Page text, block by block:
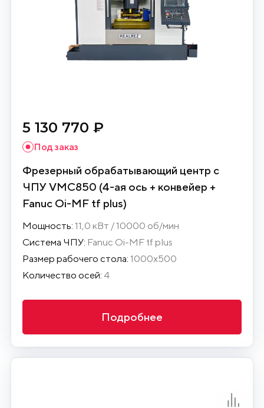
5 130 770 ₽
Под заказ
Фрезерный обрабатывающий центр с
ЧПУ VMC850 (4-ая ось + конвейер +
Fanuc Oi-MF tf plus)
Мощность: 11,0 кВт / 10000 об/мин
Система ЧПУ: Fanuc Oi-MF tf plus
Размер рабочего стола: 1000х500
Количество осей: 4
Подробнее